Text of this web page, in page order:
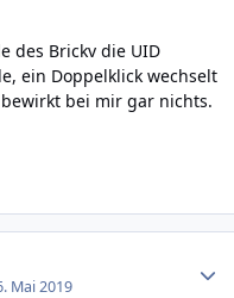
des Brickv die UID
ein Doppelklick wechselt
bei mir gar nichts.
Mai 2019